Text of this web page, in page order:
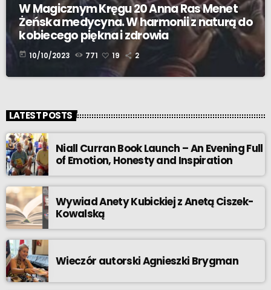
W Magicznym Kręgu 20 Anna Ras Menet
Żeńska medycyna. W harmonii z naturą do
kobiecego piękna i zdrowia
today 10/10/2023 771 19 2
LATEST POSTS
Niall Curran Book Launch – An Evening Full
of Emotion, Honesty and Inspiration
Wywiad Anety Kubickiej z Anetą Ciszek-
Kowalską
Wieczór autorski Agnieszki Brygman